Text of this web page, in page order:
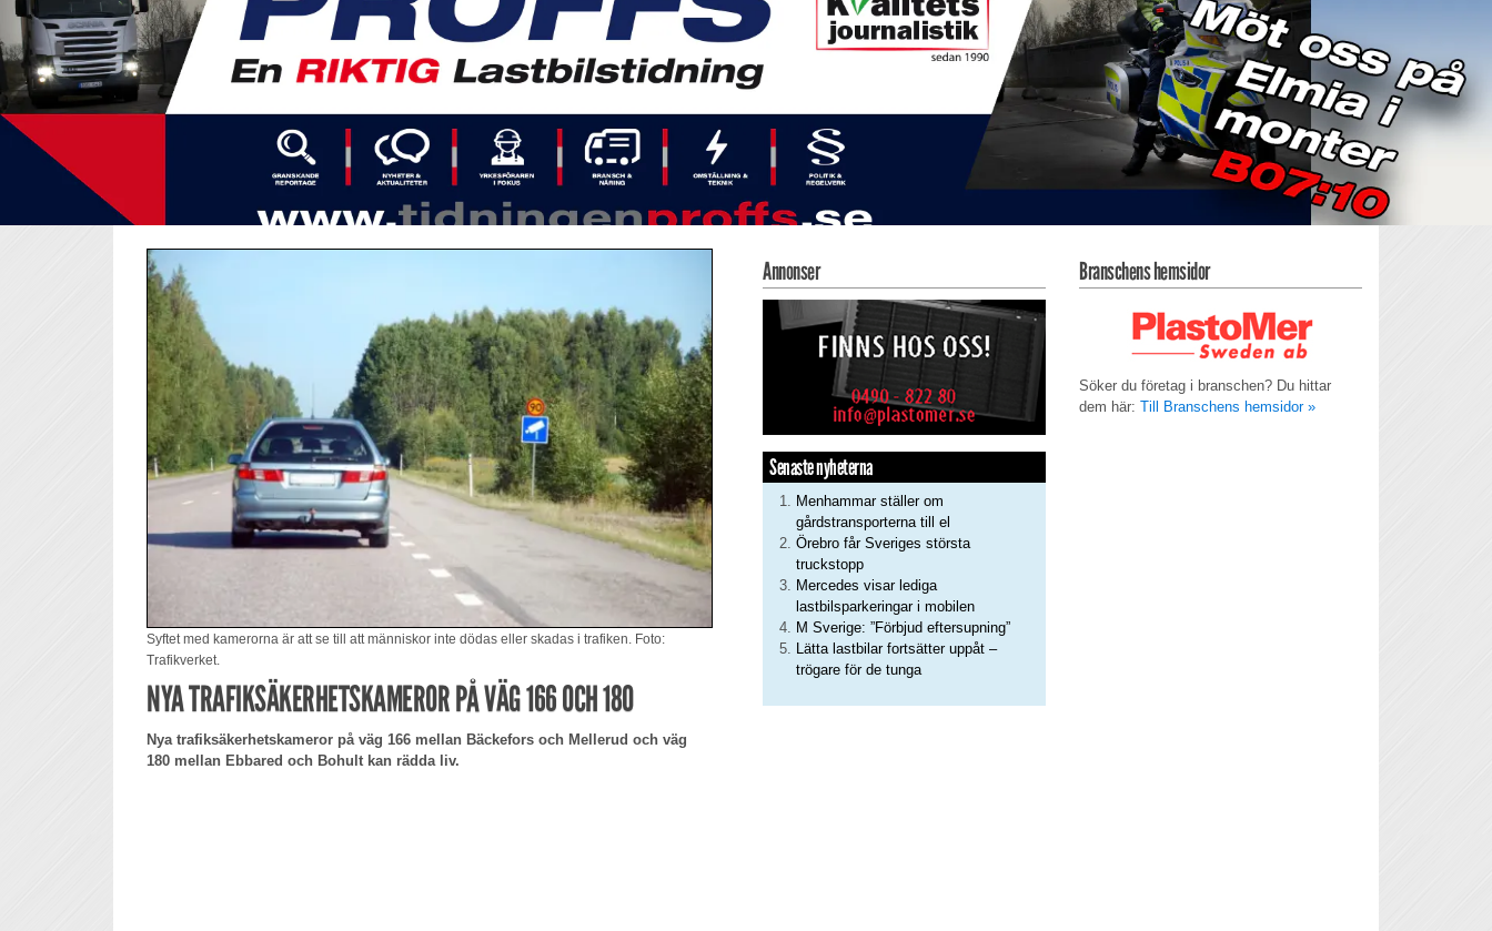
Syftet med kamerorna är att se till att människor inte dödas eller skadas i trafiken. Foto:
Trafikverket.
NYA TRAFIKSÄKERHETSKAMEROR PÅ VÄG 166 OCH 180
Nya trafiksäkerhetskameror på väg 166 mellan Bäckefors och Mellerud och väg
180 mellan Ebbared och Bohult kan rädda liv.
Annonser
Senaste nyheterna
Menhammar ställer om
gårdstransporterna till el
Örebro får Sveriges största
truckstopp
Mercedes visar lediga
lastbilsparkeringar i mobilen
M Sverige: ”Förbjud eftersupning”
Lätta lastbilar fortsätter uppåt –
trögare för de tunga
Branschens hemsidor
Söker du företag i branschen? Du hittar
dem här: Till Branschens hemsidor »